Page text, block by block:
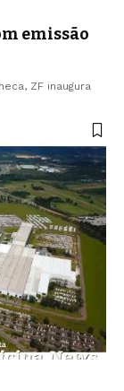
emissão
ZF inaugura